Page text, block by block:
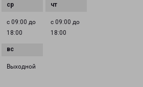
с 09:00 до
18:00
с 09:00 до
18:00
Выходной